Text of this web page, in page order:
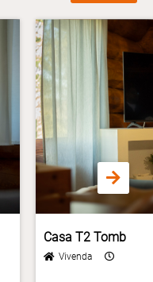
Casa T2 Tomb
Vivenda